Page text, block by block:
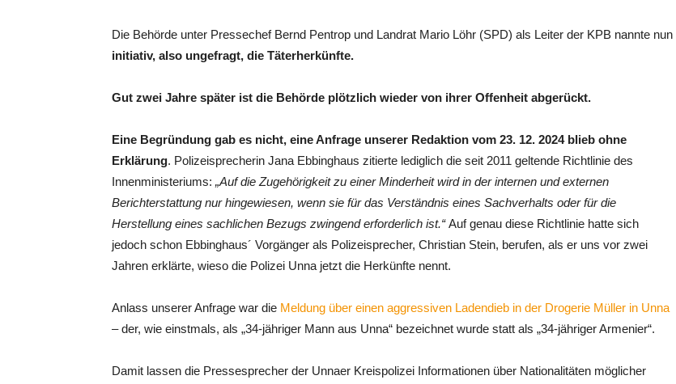
Die Behörde unter Pressechef Bernd Pentrop und Landrat Mario Löhr (SPD) als Leiter der KPB nannte nun
initiativ, also ungefragt, die Täterherkünfte.
Gut zwei Jahre später ist die Behörde plötzlich wieder von ihrer Offenheit abgerückt.
Eine Begründung gab es nicht, eine Anfrage unserer Redaktion vom 23. 12. 2024 blieb ohne
Erklärung. Polizeisprecherin Jana Ebbinghaus zitierte lediglich die seit 2011 geltende Richtlinie des
Innenministeriums: „Auf die Zugehörigkeit zu einer Minderheit wird in der internen und externen
Berichterstattung nur hingewiesen, wenn sie für das Verständnis eines Sachverhalts oder für die
Herstellung eines sachlichen Bezugs zwingend erforderlich ist.“Auf genau diese Richtlinie hatte sich
jedoch schon Ebbinghaus´ Vorgänger als Polizeisprecher, Christian Stein, berufen, als er uns vor zwei
Jahren erklärte, wieso die Polizei Unna jetzt die Herkünfte nennt.
Anlass unserer Anfrage war die Meldung über einen aggressiven Ladendieb in der Drogerie Müller in Unna
– der, wie einstmals, als „34-jähriger Mann aus Unna“ bezeichnet wurde statt als „34-jähriger Armenier“.
Damit lassen die Pressesprecher der Unnaer Kreispolizei Informationen über Nationalitäten möglicher